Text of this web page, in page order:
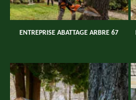
ENTREPRISE ABATTAGE ARBRE 67